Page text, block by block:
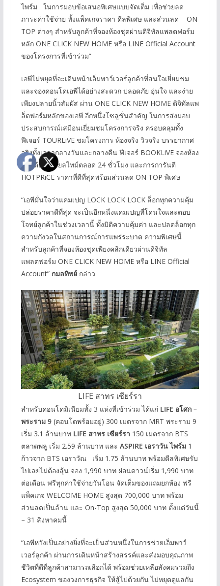
ไพร์ม ในการมอบข้อเสนอพิเศษแบบจัดเต็ม เพื่อช่วยลด
ภาระค่าใช้จ่าย ทั้งแพ็คเกจราคา ดีลพิเศษ และส่วนลด ON
TOP ต่างๆ สำหรับลูกค้าที่จองห้องชุดผ่านดิจิทัลแพลตฟอร์ม
หลัก ONE CLICK NEW HOME หรือ LINE Official Account
ของโครงการที่เข้าร่วม”
เอพีไม่หยุดที่จะเดินหน้าเอ็มพาว์เวอร์ลูกค้าที่สนใจเยี่ยมชม
และจองคอนโดเอพีได้อย่างสะดวก ปลอดภัย อุ่นใจ และง่าย
เพียงปลายนิ้วสัมผัส ผ่าน ONE CLICK NEW HOME ดิจิทัลแพ
ล็ตฟอร์มหลักของเอพี อีกหนึ่งโซลูชั่นสำคัญ ในการส่งมอบ
ประสบการณ์เสมือนเยี่ยมชมโครงการจริง ครอบคลุมทั้ง
ฟีเจอร์ TOURLiVE ชมโครงการ ห้องจริง วิวจริง บรรยากาศ
จริงทั้งเวลากลางวันและกลางคืน ฟีเจอร์ BOOKLiVE จองห้อง
ชุดได้แบบเรียลไทม์ตลอด 24 ชั่วโมง และการการันตี
HOTPRiCE ราคาที่ดีที่สุดพร้อมส่วนลด ON TOP พิเศษ
“เอพีมั่นใจว่าแคมเปญ​ LOCK LOCK LOCK ล็อกทุกความคุ้ม
ปล่อยราคาดีที่สุด จะเป็นอีกหนึ่งแคมเปญที่โดนใจและตอบ
โจทย์ลูกค้าในช่วงเวลานี้ ทั้งมิติความคุ้มค่า และปลดล็อกทุก
ความกังวลในสถานการณ์การแพร่ระบาด ความพิเศษนี้
สำหรับลูกค้าที่จองห้องชุดเพียงคลิกเดียวผ่านดิจิทัล
แพลตฟอร์ม ONE CLICK NEW HOME หรือ LINE Official
Account” กมลทิพย์กล่าว
LIFE สาทร เซียร์รา
สำหรับคอนโดมิเนียมทั้ง 3 แห่งที่เข้าร่วม ได้แก่ LIFE อโศก –
พระราม 9(คอนโดพร้อมอยู่) 300 เมตรจาก MRT พระราม 9
เริ่ม 3.1 ล้านบาท LIFE สาทร เซียร์รา 150 เมตรจาก BTS
ตลาดพลู เริ่ม 2.59 ล้านบาท และ ASPIRE เอราวัน ไพร์ม 1
ก้าวจาก BTS เอราวัณ เริ่ม 1.75 ล้านบาท พร้อมดีลพิเศษรับ
ไปเลยไม่ต้องลุ้น จอง 1,990 บาท ผ่อนดาวน์เริ่ม 1,990 บาท
ต่อเดือน ฟรีทุกค่าใช้จ่ายวันโอน จัดเต็มของแถมยกห้อง ฟรี
แพ็คเกจ WELCOME HOME สูงสุด 700,000 บาท พร้อม
ส่วนลดเป็นล้าน และ On-Top สูงสุด 50,000 บาท ตั้งแต่วันนี้
– 31 สิงหาคมนี้
“เอพีหวังเป็นอย่างยิ่งที่จะเป็นส่วนหนึ่งในการช่วยเอ็มพาว์
เวอร์ลูกค้า ผ่านการเดินหน้าสร้างสรรค์และส่งมอบคุณภาพ
ชีวิตที่ดีที่ลูกค้าสามารถเลือกได้ พร้อมช่วยเหลือสังคมรวมถึง
Ecosystem ของวงการธุรกิจ ให้สู้ไปด้วยกัน ไม่หยุดดูแลกัน